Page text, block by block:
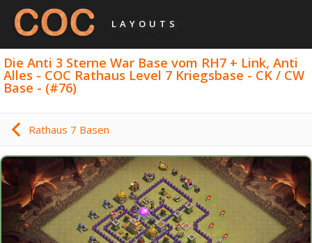
LAYOUTS
Die Anti 3 Sterne War Base vom RH7 + Link, Anti
Alles - COC Rathaus Level 7 Kriegsbase - CK / CW
Base - (#76)
Rathaus 7 Basen